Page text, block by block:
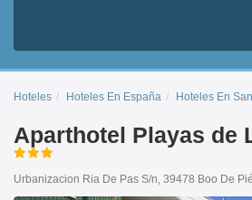
Hoteles Hoteles En España Hoteles En
Aparthotel Playas de
Urbanizacion Ria De Pas S/n, 39478 Boo De